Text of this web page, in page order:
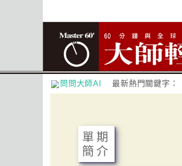
問問大師AI 最新熱門關鍵字：
單期
簡介